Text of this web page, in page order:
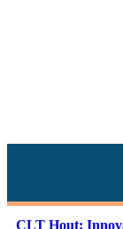
CLT Hout: